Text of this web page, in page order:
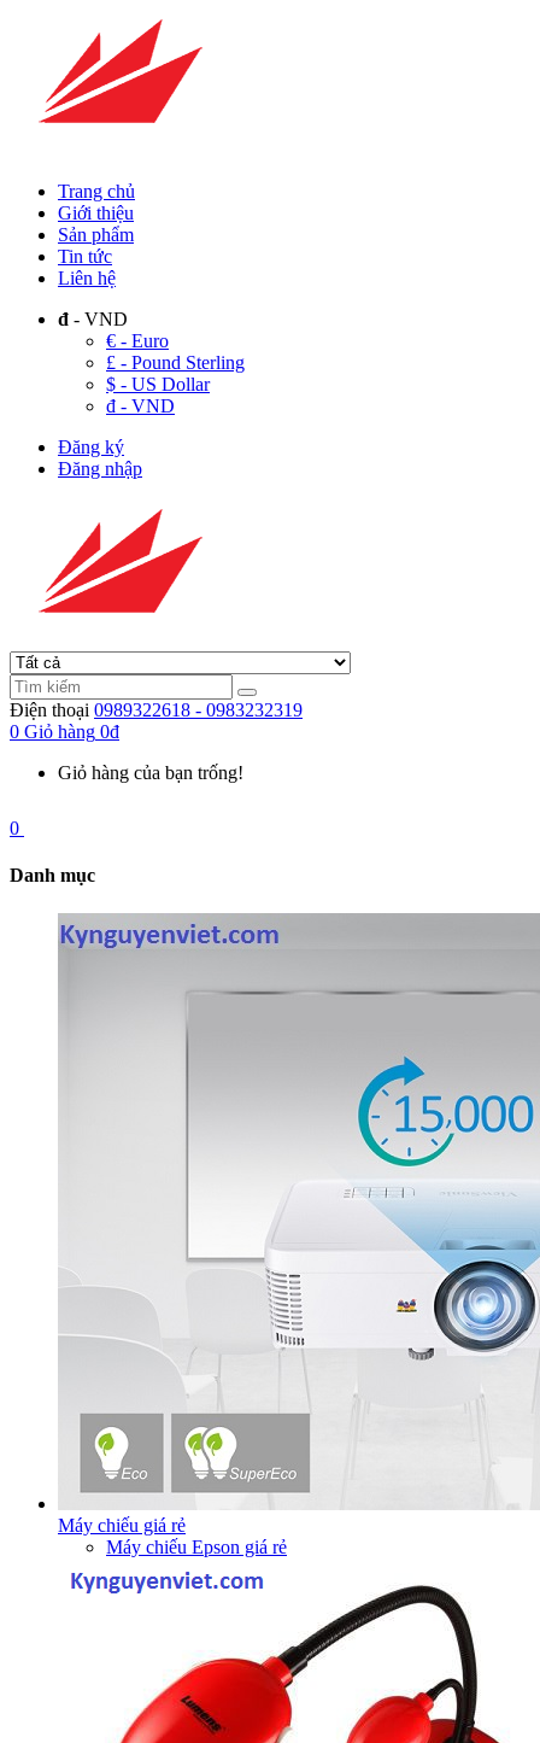
Trang chủ
Giới thiệu
Sản phẩm
Tin tức
Liên hệ
đ - VND
€ - Euro
£ - Pound Sterling
$ - US Dollar
đ - VND
Đăng ký
Đăng nhập
Điện thoại 0989322618 - 0983232319
0 Giỏ hàng 0đ
Giỏ hàng của bạn trống!
0
Danh mục
Máy chiếu giá rẻ
Máy chiếu Epson giá rẻ